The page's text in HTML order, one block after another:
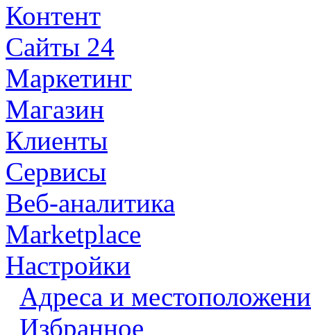
Контент
Сайты 24
Маркетинг
Магазин
Клиенты
Сервисы
Веб-аналитика
Marketplace
Настройки
Адреса и
Избранное